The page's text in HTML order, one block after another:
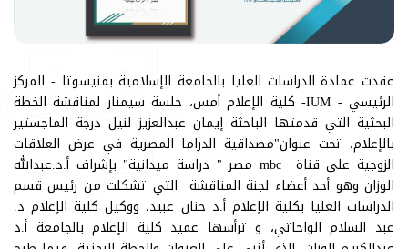
عقدت عمادة الدراسات العليا بالجامعة الإسلامية بمنيسوتا - المركز
الرئيسي - IUM- كلية الإعلام أمس، جلسة سيمنار لمناقشة الخطة
البحثية التي قدمتها الباحثة إيمان عبدالعزيز لنيل درجة الماجستير
بالإعلام، تحت عنوان"مصداقية الدراما المصرية في عرض العلاقات
الزوجية على قناة mbc مصر " دراسة ميدانية" بإشراف أ.د.عبدالله
الوزان وهو أحد أعضاء لجنة المناقشة التي تشكلت من رئيس قسم
الدراسات العليا بكلية الإعلام أ.د حنان عبيد، ووكيل كلية الإعلام د.
عبد السلام الواحاتي، و ترأسها عميد كلية الإعلام بالجامعة أ.د